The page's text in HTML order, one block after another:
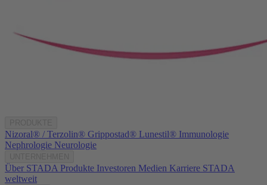
Nizoral® / Terzolin® Grippostad® Lunestil® Immunologie
Nephrologie Neurologie
Über STADA Produkte Investoren Medien Karriere STADA
weltweit